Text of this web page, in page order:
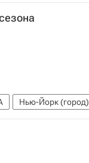
Нью-Йорк (город)